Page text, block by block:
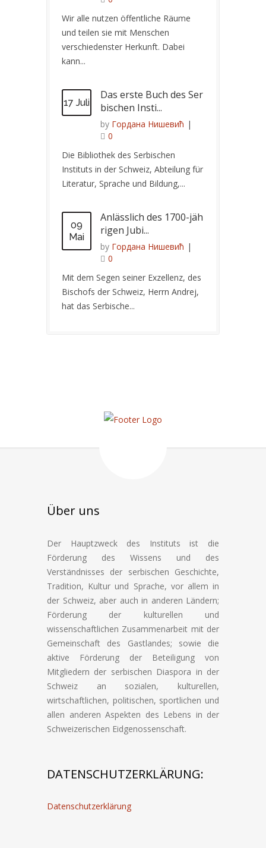
Wir alle nutzen öffentliche Räume
und teilen sie mit Menschen
verschiedenster Herkunft. Dabei
kann...
17 Juli
Das erste Buch des Ser
bischen Insti...
by Гордана Нишевић |
0
Die Bibliothek des Serbischen
Instituts in der Schweiz, Abteilung für
Literatur, Sprache und Bildung,...
09
Mai
Anlässlich des 1700-jäh
rigen Jubi...
by Гордана Нишевић |
0
Mit dem Segen seiner Exzellenz, des
Bischofs der Schweiz, Herrn Andrej,
hat das Serbische...
Über uns
Der Hauptzweck des Instituts ist die
Förderung des Wissens und des
Verständnisses der serbischen Geschichte,
Tradition, Kultur und Sprache, vor allem in
der Schweiz, aber auch in anderen Ländern;
Förderung der kulturellen und
wissenschaftlichen Zusammenarbeit mit der
Gemeinschaft des Gastlandes; sowie die
aktive Förderung der Beteiligung von
Mitgliedern der serbischen Diaspora in der
Schweiz an sozialen, kulturellen,
wirtschaftlichen, politischen, sportlichen und
allen anderen Aspekten des Lebens in der
Schweizerischen Eidgenossenschaft.
DATENSCHUTZERKLÄRUNG:
Datenschutzerklärung